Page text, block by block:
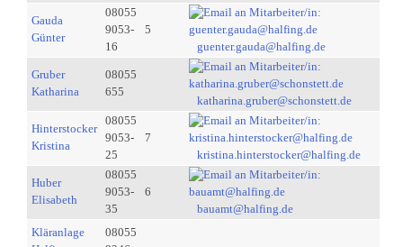
Gauda
Günter
08055
9053-
16
5
guenter.gauda@halfing.de
Gruber
Katharina
08055
655
katharina.gruber@schonstett.de
Hinterstocker
Kristina
08055
9053-
25
7
kristina.hinterstocker@halfing.de
Huber
Elisabeth
08055
9053-
35
6
bauamt@halfing.de
Kläranlage
08055